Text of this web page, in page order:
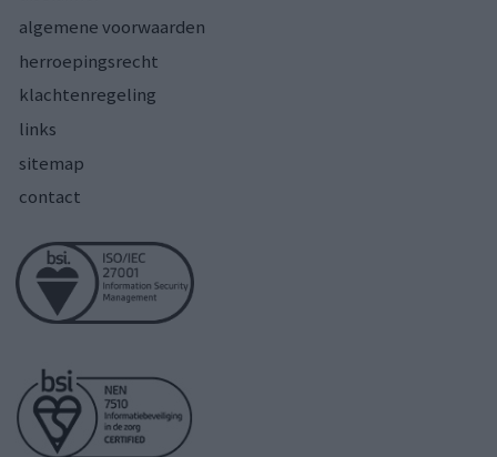
algemene voorwaarden
herroepingsrecht
klachtenregeling
links
sitemap
contact